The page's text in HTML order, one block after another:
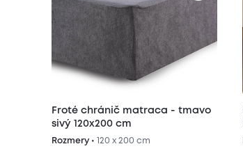
Froté chránič matraca - tmavo
sivý 120x200 cm
Rozmery • 120 x 200 cm